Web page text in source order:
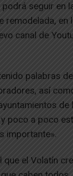
seguir en
remodelada, en
canal de
palabras
así
poco a poco
importante».
que el Volatín